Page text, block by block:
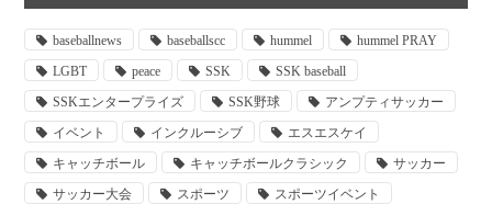
baseballnews baseballscc hummel
hummel PRAY
LGBT
peace SSK
SSK baseball
SSKエンタープライズ
SSK野球
アンプティサッカー
イベント
インクルーシブ
エスエスケイ
キャッチボール
キャッチボールクラシック
サッカー
サッカー大会
スポーツ
スポーツイベント